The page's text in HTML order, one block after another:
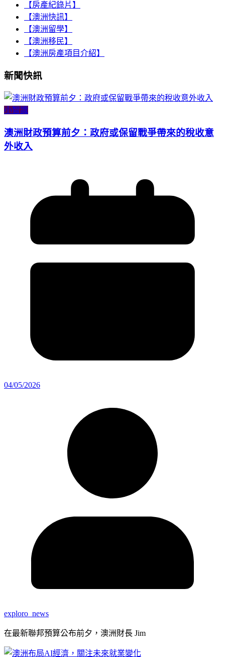
【房產紀錄片】
【澳洲快訊】
【澳洲留學】
【澳洲移民】
【澳洲房產項目介紹】
新聞快訊
小智識
澳洲財政預算前夕：政府或保留戰爭帶來的稅收意
外收入
04/05/2026
exploro_news
在最新聯邦預算公布前夕，澳洲財長 Jim